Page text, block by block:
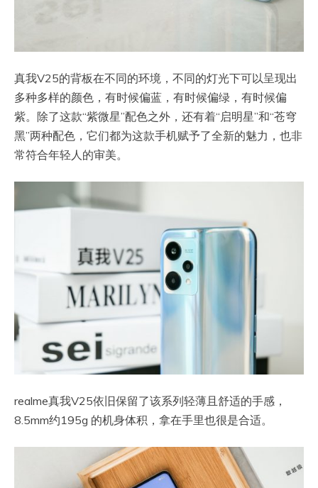
真我V25的背板在不同的环境，不同的灯光下可以呈现出
多种多样的颜色，有时候偏蓝，有时候偏绿，有时候偏
紫。除了这款“紫微星”配色之外，还有着“启明星”和“苍穹
黑”两种配色，它们都为这款手机赋予了全新的魅力，也非
常符合年轻人的审美。
realme真我V25依旧保留了该系列轻薄且舒适的手感，
8.5mm约195g 的机身体积，拿在手里也很是合适。